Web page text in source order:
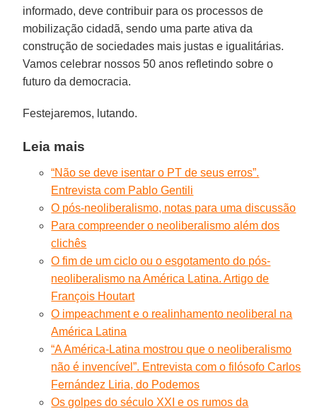
informado, deve contribuir para os processos de
mobilização cidadã, sendo uma parte ativa da
construção de sociedades mais justas e igualitárias.
Vamos celebrar nossos 50 anos refletindo sobre o
futuro da democracia.
Festejaremos, lutando.
Leia mais
“Não se deve isentar o PT de seus erros”.
Entrevista com Pablo Gentili
O pós-neoliberalismo, notas para uma discussão
Para compreender o neoliberalismo além dos
clichês
O fim de um ciclo ou o esgotamento do pós-
neoliberalismo na América Latina. Artigo de
François Houtart
O impeachment e o realinhamento neoliberal na
América Latina
“A América-Latina mostrou que o neoliberalismo
não é invencível”. Entrevista com o filósofo Carlos
Fernández Liria, do Podemos
Os golpes do século XXI e os rumos da